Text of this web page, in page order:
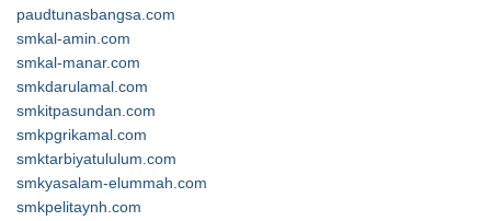
paudtunasbangsa.com
smkal-amin.com
smkal-manar.com
smkdarulamal.com
smkitpasundan.com
smkpgrikamal.com
smktarbiyatululum.com
smkyasalam-elummah.com
smkpelitaynh.com